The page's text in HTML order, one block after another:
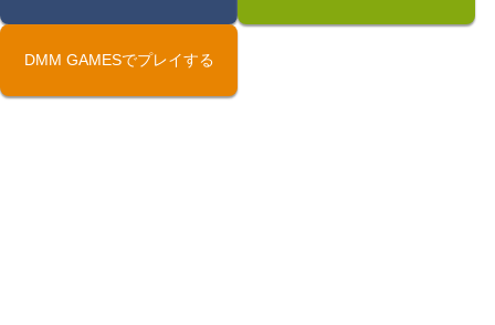
DMM GAMESでプレイする